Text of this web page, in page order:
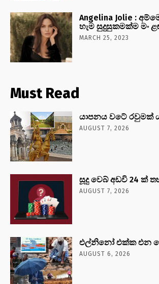
Angelina Jolie :
හැම සුදුසුකමක්ම මං
MARCH 25, 2023
Must Read
යාපනය වටේ රවුමක්
AUGUST 7, 2026
සූදු වෙබ් අඩවි 24 ක්
AUGUST 7, 2026
එල්නිනෝ එක්ක එන
AUGUST 6, 2026